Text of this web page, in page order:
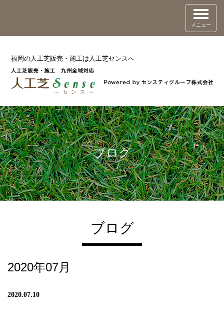
福岡の人工芝販売・施工は人工芝センスへ
メニュー
ブログ
ブログ
2020年07月
2020.07.10